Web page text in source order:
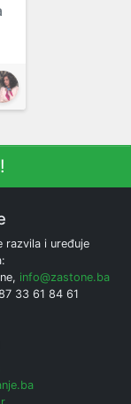
razvila i uređuje
info@zastone.ba
33 61 84 61